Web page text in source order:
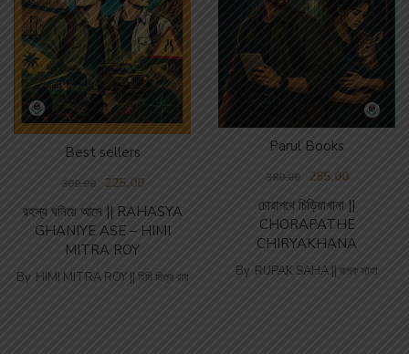
রহস্য ঘনিয়ে আসে || RAHASYA
GHANIYE ASE – HIMI
MITRA ROY
Best sellers
300.00 225.00
By HIMI MITRA ROY || হিমি মিত্র রায়
চোরাপথে চিড়িয়াখানা ||
CHORAPATHE
CHIRYAKHANA
Parul Books
380.00 285.00
By RUPAK SAHA || রূপক সাহা